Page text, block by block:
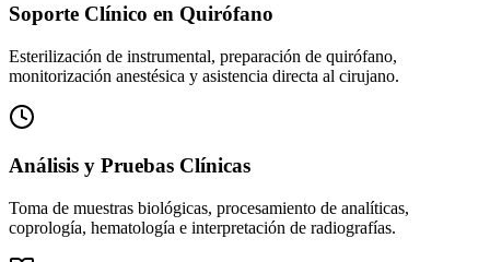
Soporte Clínico en Quirófano
Esterilización de instrumental, preparación de quirófano,
monitorización anestésica y asistencia directa al cirujano.
Análisis y Pruebas Clínicas
Toma de muestras biológicas, procesamiento de analíticas,
coprología, hematología e interpretación de radiografías.